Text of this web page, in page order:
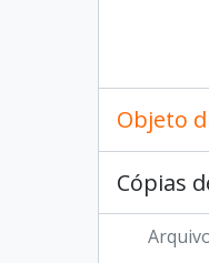
Objeto
Cópias